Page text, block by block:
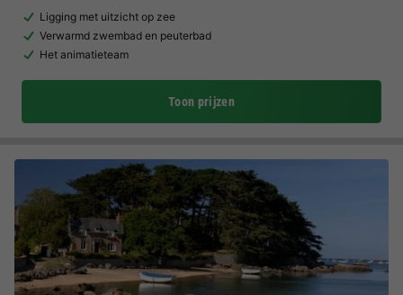
Ligging met uitzicht op zee
Verwarmd zwembad en peuterbad
Het animatieteam
Toon prijzen